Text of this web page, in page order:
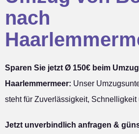
nach
Sparen Sie jetzt Ø 150€ beim
Haarlemmermeer: Unser
steht für Zuverlässigkeit,
Jetzt unverbindlich anfragen &